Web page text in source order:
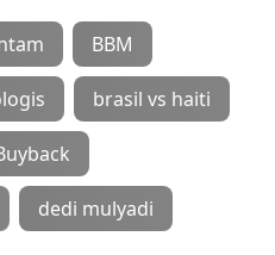
BBM
brasil vs haiti
dedi mulyadi